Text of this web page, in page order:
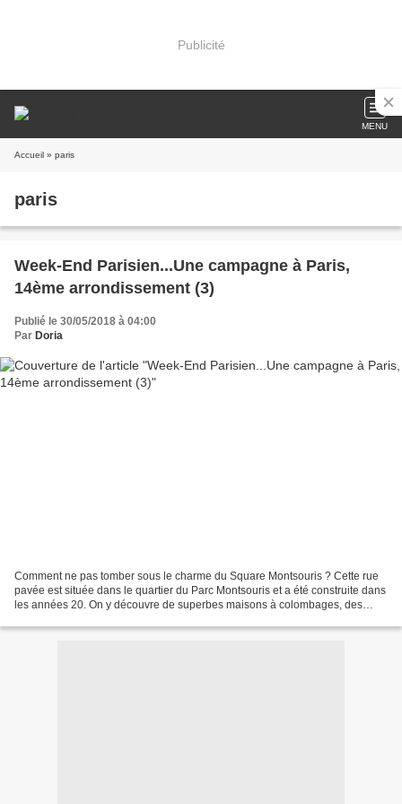
Publicité
MENU
Accueil » paris
paris
Week-End Parisien...Une campagne à Paris,
14ème arrondissement (3)
Publié le 30/05/2018 à 04:00
Par Doria
Comment ne pas tomber sous le charme du Square Montsouris ? Cette rue
pavée est située dans le quartier du Parc Montsouris et a été construite dans
les années 20. On y découvre de superbes maisons à colombages, des